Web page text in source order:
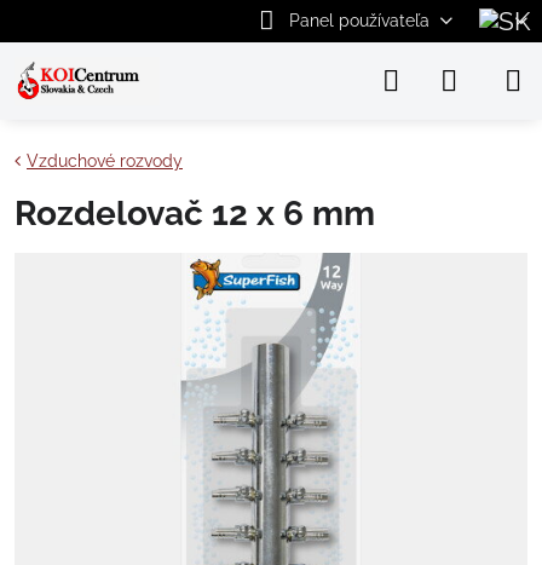
Panel používateľa
Vzduchové rozvody
Rozdelovač 12 x 6 mm